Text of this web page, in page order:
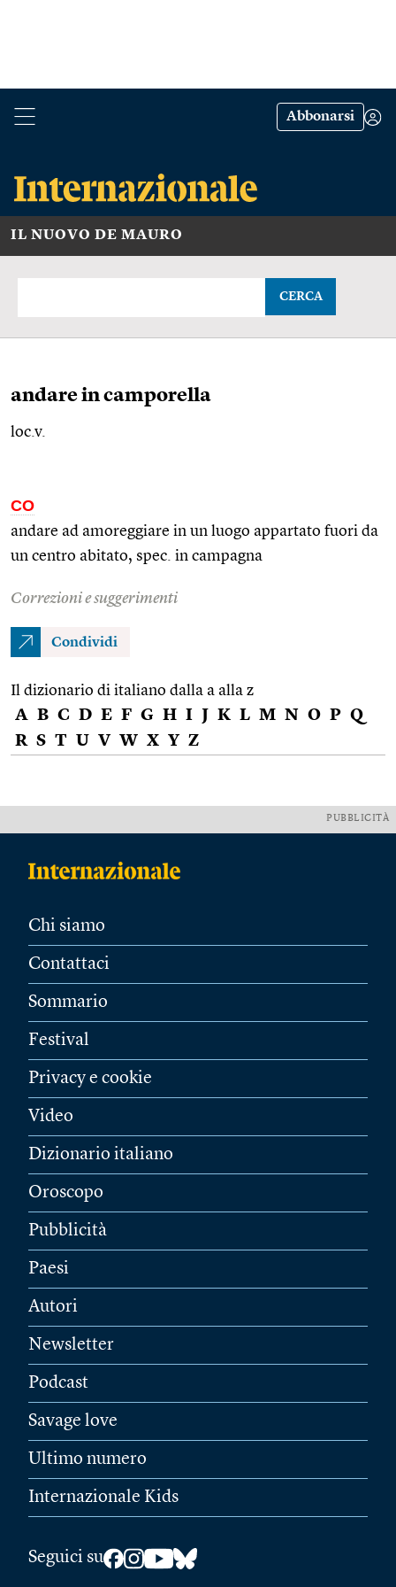
Abbonarsi
IL NUOVO DE MAURO
CERCA
andare in camporella
loc.v.
CO
andare ad amoreggiare in un luogo appartato fuori da
un centro abitato, spec. in campagna
Correzioni e suggerimenti
Condividi
Il dizionario di italiano dalla a alla z
A B C D E F G H I J K L M N O P Q
R S T U V W X Y Z
PUBBLICITÀ
Chi siamo
Contattaci
Sommario
Festival
Privacy e cookie
Video
Dizionario italiano
Oroscopo
Pubblicità
Paesi
Autori
Newsletter
Podcast
Savage love
Ultimo numero
Internazionale Kids
Seguici su